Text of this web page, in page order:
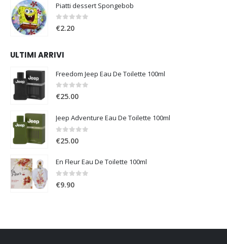
Piatti dessert Spongebob
0Su 5
€2.20
ULTIMI ARRIVI
Freedom Jeep Eau De Toilette 100ml
0Su 5
€25.00
Jeep Adventure Eau De Toilette 100ml
€25.00
En Fleur Eau De Toilette 100ml
€9.90